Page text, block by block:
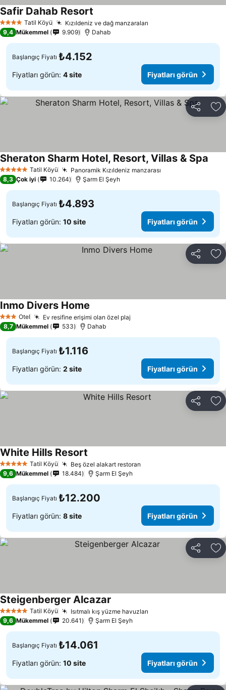
4 Yıldız Tatil Köyü Kızıldeniz ve dağ manzaraları
Safir Dahab Resort
9,4 Mükemmel 9.909 Dahab
Başlangıç Fiyatı ₺4.152
Fiyatları görün: 4 site Fiyatları görün
Paylaş
5 Yıldız Tatil Köyü Panoramik Kızıldeniz manzarası
Sheraton Sharm Hotel, Resort, Villas & Spa
8,3 Çok iyi 10.264 Şarm El Şeyh
Başlangıç Fiyatı ₺4.893
Fiyatları görün: 10 site Fiyatları görün
Paylaş
3 YıldızOtel Ev resifine erişimi olan özel plaj
Inmo Divers Home
8,7 Mükemmel 533 Dahab
Başlangıç Fiyatı ₺1.116
Fiyatları görün: 2 site Fiyatları görün
Paylaş
5 Yıldız Tatil Köyü Beş özel alakart restoran
White Hills Resort
9,6 Mükemmel 18.484 Şarm El Şeyh
Başlangıç Fiyatı ₺12.200
Fiyatları görün: 8 site Fiyatları görün
Paylaş
5 Yıldız Tatil Köyü Isıtmalı kış yüzme havuzları
Steigenberger Alcazar
9,6 Mükemmel 20.641 Şarm El Şeyh
Başlangıç Fiyatı ₺14.061
Fiyatları görün: 10 site Fiyatları görün